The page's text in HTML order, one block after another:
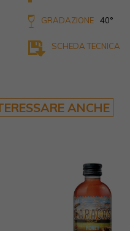
GRADAZIONE 40°
SCHEDA TECNICA
ANCHE